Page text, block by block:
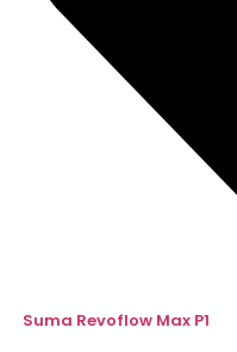
Suma Revoflow Max P1